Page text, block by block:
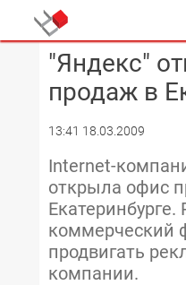
"Яндекс"
продаж в
13:41 18.03.2009
Internet-
открыла офис
коммерческий
продвигать
компании.